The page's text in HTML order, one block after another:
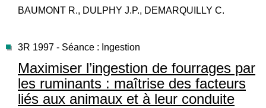
BAUMONT R., DULPHY J.P., DEMARQUILLY C.
3R 1997 - Séance : Ingestion
Maximiser l’ingestion de fourrages par
les ruminants : maîtrise des facteurs
liés aux animaux et à leur conduite